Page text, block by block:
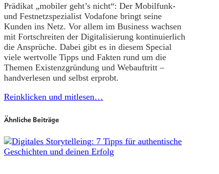
Prädikat „mobiler geht’s nicht“: Der Mobilfunk-
und Festnetzspezialist Vodafone bringt seine
Kunden ins Netz. Vor allem im Business wachsen
mit Fortschreiten der Digitalisierung kontinuierlich
die Ansprüche. Dabei gibt es in diesem Special
viele wertvolle Tipps und Fakten rund um die
Themen Existenzgründung und Webauftritt –
handverlesen und selbst erprobt.
Reinklicken und mitlesen…
Ähnliche Beiträge